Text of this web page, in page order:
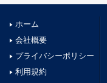
ホーム
会社概要
プライバシーポリシー
利用規約